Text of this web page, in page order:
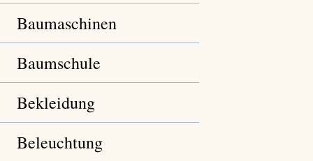
Baumaschinen
Baumschule
Bekleidung
Beleuchtung